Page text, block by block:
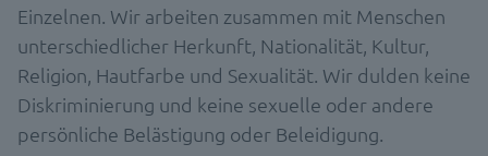
Einzelnen. Wir arbeiten zusammen mit Menschen
unterschiedlicher Herkunft, Nationalität, Kultur,
Religion, Hautfarbe und Sexualität. Wir dulden keine
Diskriminierung und keine sexuelle oder andere
persönliche Belästigung oder Beleidigung.